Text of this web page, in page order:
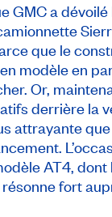
GMC a
que le
modèle en
Or,
derrière la
attrayante
AT4, dont
fort